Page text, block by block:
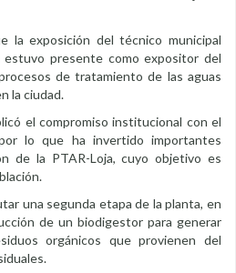
la exposición del técnico municipal
estuvo presente como expositor del
de tratamiento de las aguas
la ciudad.
el compromiso institucional con el
lo que ha invertido importantes
de la PTAR-Loja, cuyo objetivo es
una segunda etapa de la planta, en
de un biodigestor para generar
orgánicos que provienen del